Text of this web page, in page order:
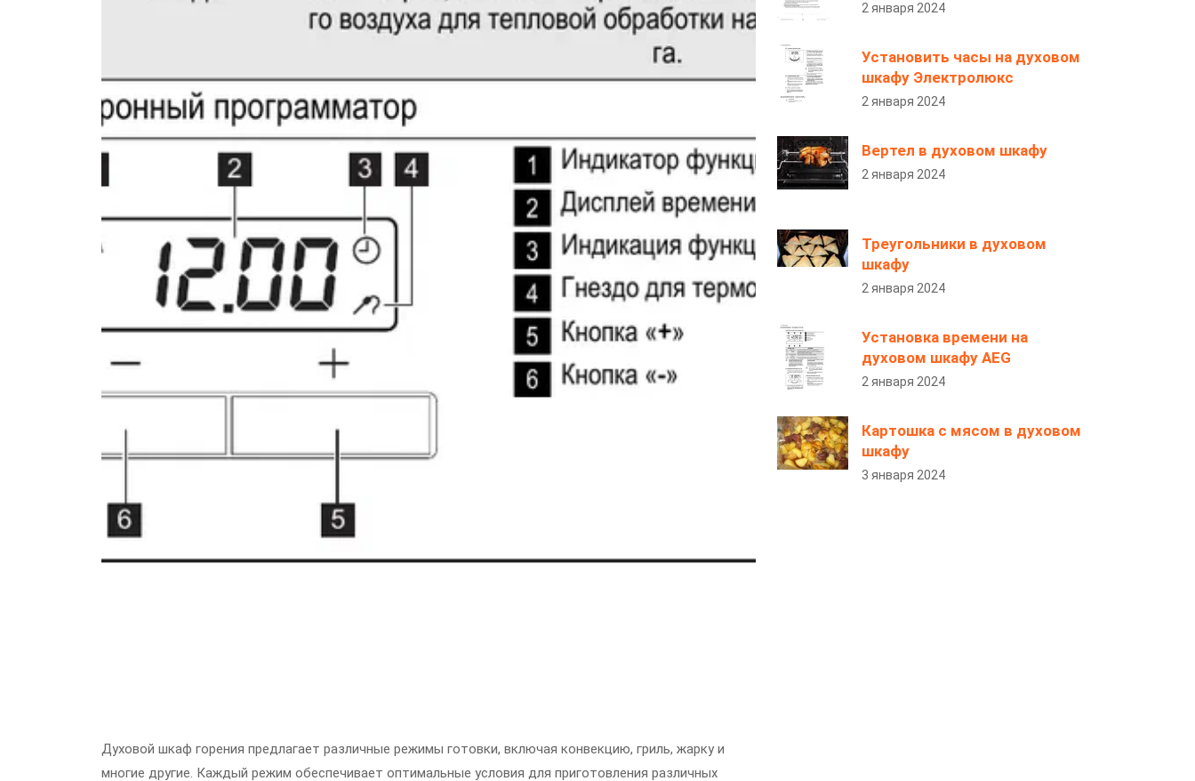
Духовой шкаф горения предлагает различные режимы готовки, включая конвекцию, гриль, жарку и
многие другие. Каждый режим обеспечивает оптимальные условия для приготовления различных
2 января 2024
Установить часы на духовом
шкафу Электролюкс
2 января 2024
Вертел в духовом шкафу
2 января 2024
Треугольники в духовом
шкафу
2 января 2024
Установка времени на
духовом шкафу AEG
2 января 2024
Картошка с мясом в духовом
шкафу
3 января 2024